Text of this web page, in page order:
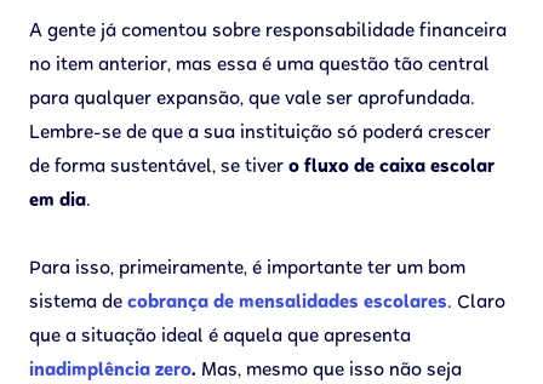
A gente já comentou sobre responsabilidade financeira
no item anterior, mas essa é uma questão tão central
para qualquer expansão, que vale ser aprofundada.
Lembre-se de que a sua instituição só poderá crescer
de forma sustentável, se tiver o fluxo de caixa escolar
em dia.
Para isso, primeiramente, é importante ter um bom
sistema de cobrança de mensalidades escolares. Claro
que a situação ideal é aquela que apresenta
inadimplência zero. Mas, mesmo que isso não seja